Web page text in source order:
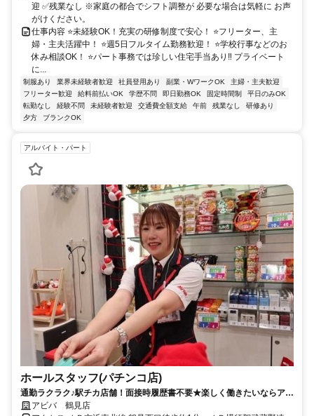
迎 ✅残業なし ※家庭の都合でシフト調整が 必要な場合は気軽に お声
がけください。
仕事内容 ⭐未経験OK！充実の研修制度で安心！ ⭐フリーター、主
婦・主夫活躍中！ ⭐週5日フルタイム勤務歓迎！ ⭐学校行事などのお
休み相談OK！ ⭐パート事務では珍しい住宅手当あり‼ プライベート
に...
制服あり 業界未経験者歓迎 社員登用あり 副業・WワークOK
主婦・主夫歓迎
フリーター歓迎
給料前払いOK 学歴不問 即日勤務OK 固定時間制
平日のみOK
転勤なし
経験不問 未経験者歓迎 交通費全額支給 午前 残業なし
研修あり
夕方
ブランクOK
アルバイト・パート
ホールスタッフ(パチンコ店)
通勤ラクラク♪駅チカ店舗！面接時履歴書不要★楽しく働きたいならアビ
バに決まり★積極採用中★
アビバ 鶴見店